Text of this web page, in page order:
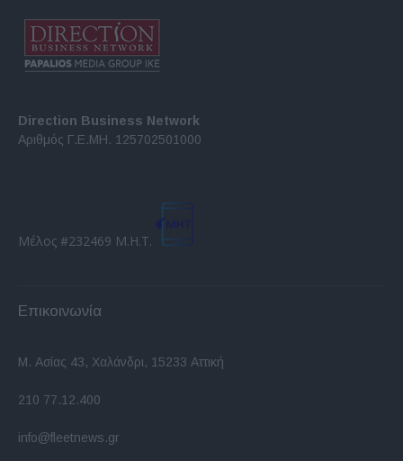
Direction Business Network
Αριθμός Γ.Ε.ΜΗ. 125702501000
Μέλος #232469 Μ.Η.Τ.
Επικοινωνία
Μ. Ασίας 43, Χαλάνδρι, 15233 Αττική
210 77.12.400
info@fleetnews.gr